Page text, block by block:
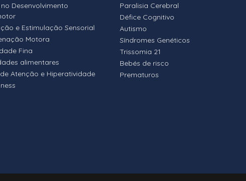
Desenvolvimento
e Estimulação Sensorial
Motora
Fina
alimentares
Atenção e Hiperatividade
Paralisia Cerebral
Défice Cognitivo
Autismo
Síndromes Genéticos
Trissomia 21
Bebés de risco
Prematuros